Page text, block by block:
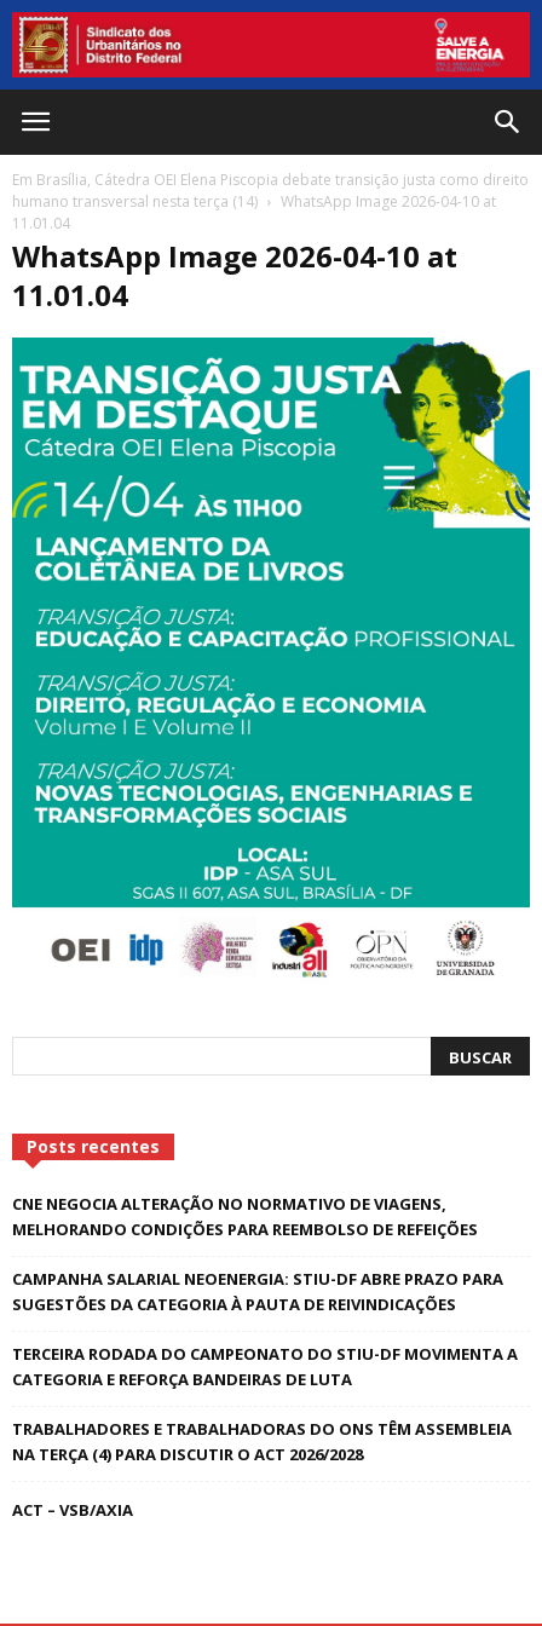
Em Brasília, Cátedra OEI Elena Piscopia debate transição justa como direito
humano transversal nesta terça (14)
WhatsApp Image 2026-04-10 at
11.01.04
WhatsApp Image 2026-04-10 at
11.01.04
Posts recentes
CNE NEGOCIA ALTERAÇÃO NO NORMATIVO DE VIAGENS,
MELHORANDO CONDIÇÕES PARA REEMBOLSO DE REFEIÇÕES
CAMPANHA SALARIAL NEOENERGIA: STIU-DF ABRE PRAZO PARA
SUGESTÕES DA CATEGORIA À PAUTA DE REIVINDICAÇÕES
TERCEIRA RODADA DO CAMPEONATO DO STIU-DF MOVIMENTA A
CATEGORIA E REFORÇA BANDEIRAS DE LUTA
TRABALHADORES E TRABALHADORAS DO ONS TÊM ASSEMBLEIA
NA TERÇA (4) PARA DISCUTIR O ACT 2026/2028
ACT – VSB/AXIA